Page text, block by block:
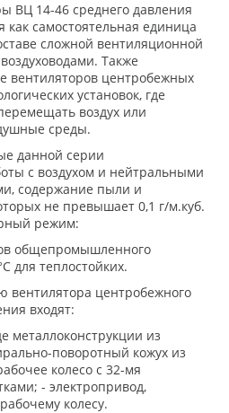
ВЦ 14-46 среднего давления
как самостоятельная единица
сложной вентиляционной
Также
вентиляторов центробежных
установок, где
воздух или
среды.
данной серии
с воздухом и нейтральными
содержание пыли и
не превышает 0,1 г/м.куб.
режим:
общепромышленного
для теплостойких.
вентилятора центробежного
входят:
металлоконструкции из
поворотный кожух из
колесо с 32-мя
- электропривод,
колесу.